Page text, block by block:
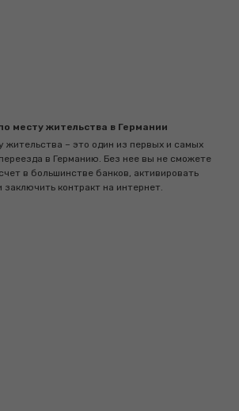
месту жительства в Германии
жительства – это один из первых и самых
в Германию. Без нее вы не сможете
в большинстве банков, активировать
заключить контракт на интернет.